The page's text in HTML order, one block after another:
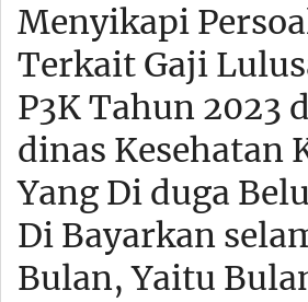
Menyikapi
Terkait Gaji
P3K Tahun 2023
dinas Kesehatan
Yang Di duga
Di Bayarkan
Bulan, Yaitu